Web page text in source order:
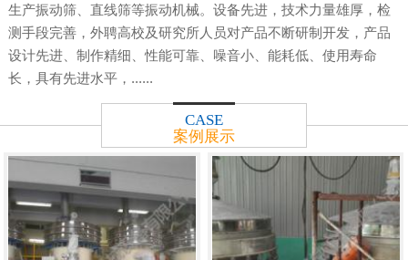
生产振动筛、直线筛等振动机械。设备先进，技术力量雄厚，检
测手段完善，外聘高校及研究所人员对产品不断研制开发，产品
设计先进、制作精细、性能可靠、噪音小、能耗低、使用寿命
长，具有先进水平，......
CASE
案例展示